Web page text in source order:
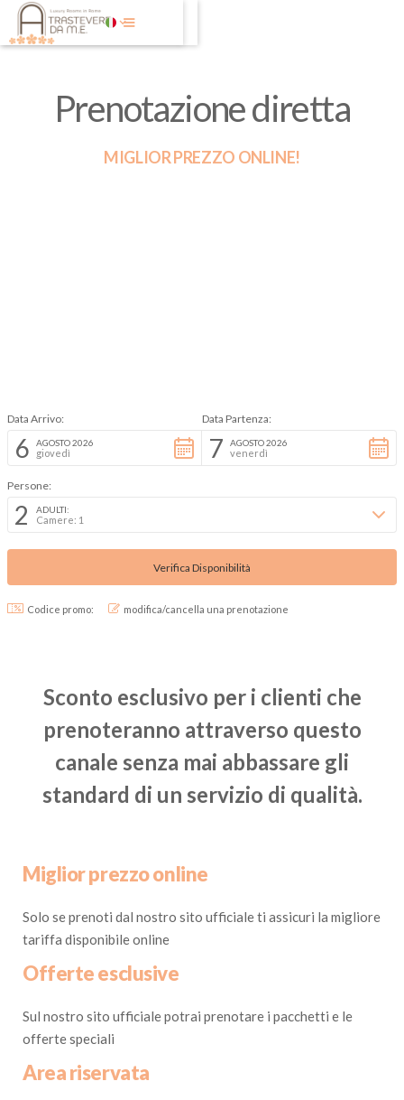
Prenotazione diretta
MIGLIOR PREZZO ONLINE!
Data Arrivo:
6 AGOSTO 2026
giovedì
Data Partenza:
7 AGOSTO 2026
venerdì
Persone:
2 ADULTI:
Camere: 1
Codice promo: modifica/cancella una prenotazione
Sconto esclusivo per i clienti che
prenoteranno attraverso questo
canale senza mai abbassare gli
standard di un servizio di qualità.
Miglior prezzo online
Solo se prenoti dal nostro sito ufficiale ti assicuri la migliore
tariffa disponibile online
Offerte esclusive
Sul nostro sito ufficiale potrai prenotare i pacchetti e le
offerte speciali
Area riservata